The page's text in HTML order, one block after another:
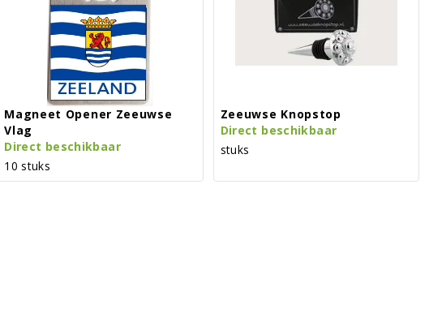
Magneet Opener Zeeuwse
Vlag
Direct beschikbaar
10 stuks
Zeeuwse Knopstop
Direct beschikbaar
stuks